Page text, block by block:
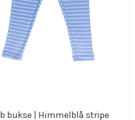
bukse | Himmelblå stripe